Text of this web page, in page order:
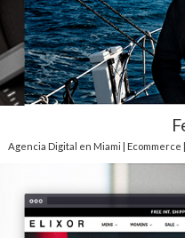
Agencia Digital en Miami | Ecommerce